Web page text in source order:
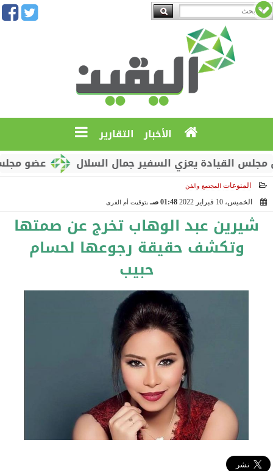
الأخبار التقارير
عضو مجلس
يعزي السفير جمال السلال
المنوعات المجتمع والفن
الخميس، 10 فبراير 2022 01:48 صـ بتوقيت أم القرى
2022-02-10 01:48:22
شيرين عبد الوهاب تخرج عن صمتها
وتكشف حقيقة رجوعها لحسام
حبيب